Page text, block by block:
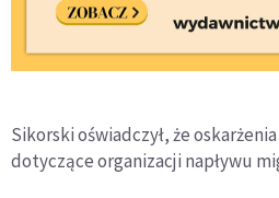
Sikorski oświadczył, że
dotyczące organizacji napływu